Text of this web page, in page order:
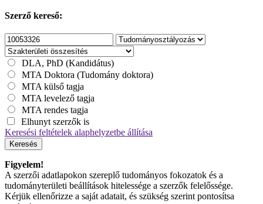
Szerző kereső:
DLA, PhD (Kandidátus)
MTA Doktora (Tudomány doktora)
MTA külső tagja
MTA levelező tagja
MTA rendes tagja
Elhunyt szerzők is
Keresési feltételek alaphelyzetbe állítása
Keresés
Figyelem!
A szerzői adatlapokon szereplő tudományos fokozatok és a
tudományterületi beállítások hitelessége a szerzők felelőssége.
Kérjük ellenőrizze a saját adatait, és szükség szerint pontosítsa